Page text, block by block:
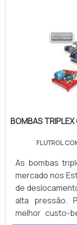
para os
produtos da
Danfoss e te
BOMBAS
FLUTROL
As bombas
mercado nos
de
alta pressão.
melhor custo-